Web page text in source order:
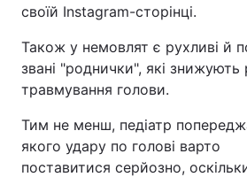
своїй Instagram-сторінці.
Також у немовлят є рухливі й
звані "роднички", які знижують
травмування голови.
Тим не менш, педіатр
якого удару по голові варто
поставитися серйозно,